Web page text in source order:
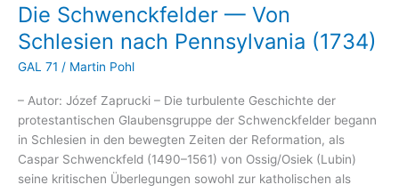
Die Schwenckfelder — Von
Schlesien nach Pennsylvania (1734)
GAL 71 / Martin Pohl
– Autor: Józef Zaprucki – Die turbulente Geschichte der
protestantischen Glaubensgruppe der Schwenckfelder begann
in Schlesien in den bewegten Zeiten der Reformation, als
Caspar Schwenckfeld (1490–1561) von Ossig/Osiek (Lubin)
seine kritischen Überlegungen sowohl zur katholischen als